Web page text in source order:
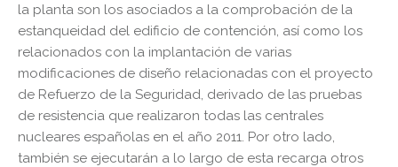
la planta son los asociados a la comprobación de la
estanqueidad del edificio de contención, así como los
relacionados con la implantación de varias
modificaciones de diseño relacionadas con el proyecto
de Refuerzo de la Seguridad, derivado de las pruebas
de resistencia que realizaron todas las centrales
nucleares españolas en el año 2011. Por otro lado,
también se ejecutarán a lo largo de esta recarga otros